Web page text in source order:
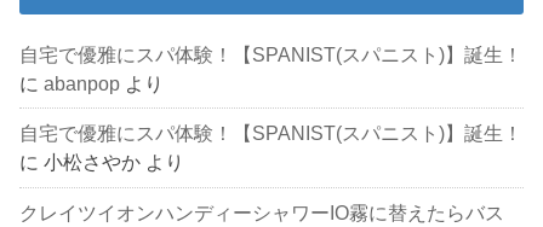
自宅で優雅にスパ体験！【SPANIST(スパニスト)】誕生！
にabanpop より
自宅で優雅にスパ体験！【SPANIST(スパニスト)】誕生！
に小松さやか より
クレイツイオンハンディーシャワーIO霧に替えたらバス